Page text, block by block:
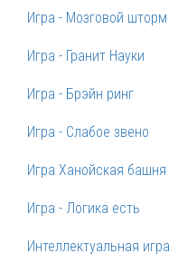
Игра - Мозговой шторм
Игра - Гранит Науки
Игра - Брэйн ринг
Игра - Слабое звено
Игра Ханойская башня
Игра - Логика есть
Интеллектуальная игра